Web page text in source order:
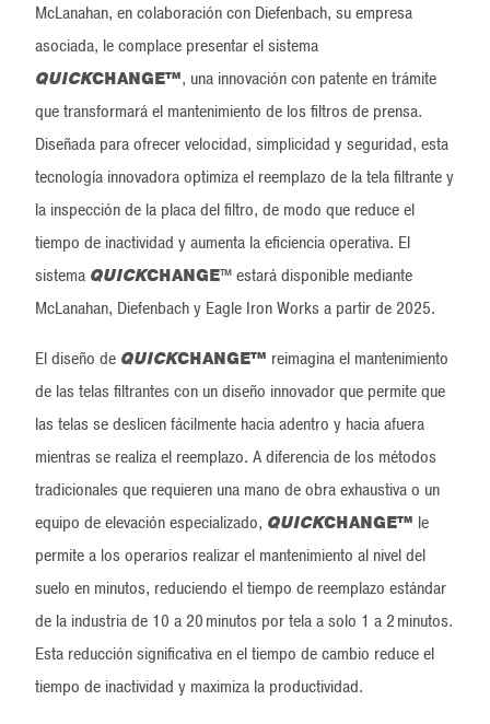
McLanahan, en colaboración con Diefenbach, su empresa
asociada, le complace presentar el sistema
QUICKCHANGE™, una innovación con patente en trámite
que transformará el mantenimiento de los filtros de prensa.
Diseñada para ofrecer velocidad, simplicidad y seguridad, esta
tecnología innovadora optimiza el reemplazo de la tela filtrante y
la inspección de la placa del filtro, de modo que reduce el
tiempo de inactividad y aumenta la eficiencia operativa. El
sistema QUICKCHANGE™ estará disponible mediante
McLanahan, Diefenbach y Eagle Iron Works a partir de 2025.
El diseño de QUICKCHANGE™ reimagina el mantenimiento
de las telas filtrantes con un diseño innovador que permite que
las telas se deslicen fácilmente hacia adentro y hacia afuera
mientras se realiza el reemplazo. A diferencia de los métodos
tradicionales que requieren una mano de obra exhaustiva o un
equipo de elevación especializado, QUICKCHANGE™ le
permite a los operarios realizar el mantenimiento al nivel del
suelo en minutos, reduciendo el tiempo de reemplazo estándar
de la industria de 10 a 20 minutos por tela a solo 1 a 2 minutos.
Esta reducción significativa en el tiempo de cambio reduce el
tiempo de inactividad y maximiza la productividad.